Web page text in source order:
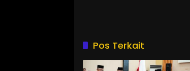
Pos Terkait